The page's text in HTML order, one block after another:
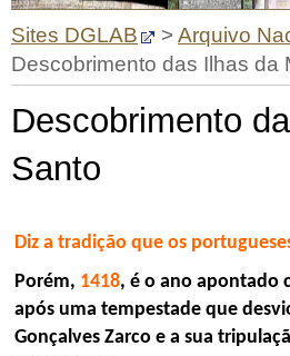
Sites DGLAB >Arquivo
Descobrimento das Ilhas da
Descobrimento
Santo
Diz a tradição que os
Porém, 1418, é o ano apontado
após uma tempestade que
Gonçalves Zarco e a sua